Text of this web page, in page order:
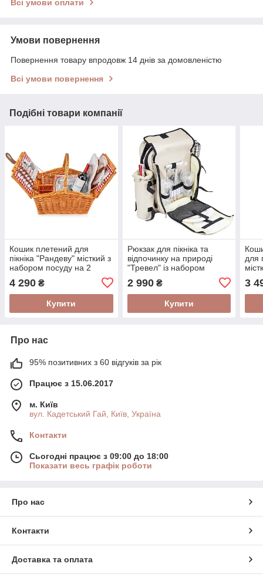
Всі умови оплати
Умови повернення
Повернення товару впродовж 14 днів за домовленістю
Всі умови повернення
Подібні товари компанії
Кошик плетений для
пікніка "Рандеву" місткий з
набором посуду на 2
персони та аксесуарами
4 290 ₴
Купити
Рюкзак для пікніка та
відпочинку на природі
"Тревел" із набором
2 990₴
Купити
для
3
Про нас
95% позитивних з 60 відгуків за рік
Працює з 15.06.2017
м. Київ
вул. Кадетський Гай, Київ, Україна
Контакти
Сьогодні працює з 09:00 до 18:00
Показати весь графік роботи
Про нас
Контакти
Доставка та оплата